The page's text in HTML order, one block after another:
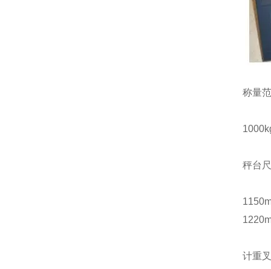
称量
秤台
计重